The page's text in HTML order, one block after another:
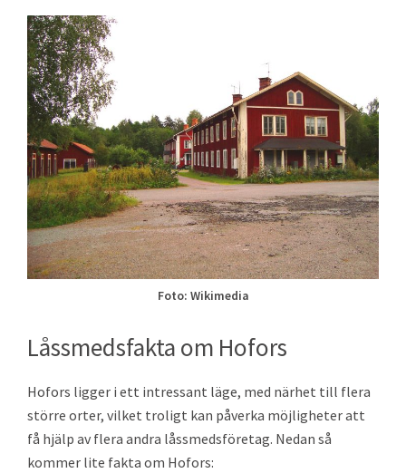
Foto: Wikimedia
Låssmedsfakta om Hofors
Hofors ligger i ett intressant läge, med närhet till flera
större orter, vilket troligt kan påverka möjligheter att
få hjälp av flera andra låssmedsföretag. Nedan så
kommer lite fakta om Hofors: